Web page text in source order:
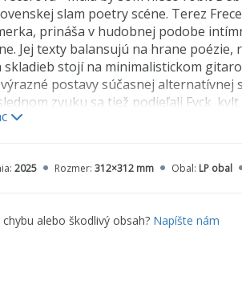
slam poetry scéne. Terez
prináša v hudobnej podobe
Jej texty balansujú na hrane
skladieb stojí na minimalistickom
postavy súčasnej alternatívnej
zvuku sa tiež podieľali
ihrisku00:04:12, 05 Súostrovie
2025 Rozmer: 312×312 mm Obal: LP obal
alebo škodlivý obsah? Napíšte nám